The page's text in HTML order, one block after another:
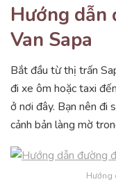
Hướng dẫn
Van Sapa
Bắt đầu từ thị trấn
đi xe ôm hoặc taxi
ở nơi đây. Bạn nên đi
cảnh bản làng mờ
Hướng